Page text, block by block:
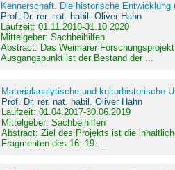
Kennerschaft. Die historische
Prof. Dr. rer. nat. habil. Oliver Hahn
Laufzeit: 01.11.2018-31.10.2020
Mittelgeber: Sachbeihilfen
Abstract: Das Weimarer
Ausgangspunkt ist der Bestand der ...
Materialanalytische und kulturhistorische
Prof. Dr. rer. nat. habil. Oliver Hahn
Laufzeit: 01.04.2017-30.06.2019
Mittelgeber: Sachbeihilfen
Abstract: Ziel des Projekts ist die
Fragmenten des 16.-19. ...